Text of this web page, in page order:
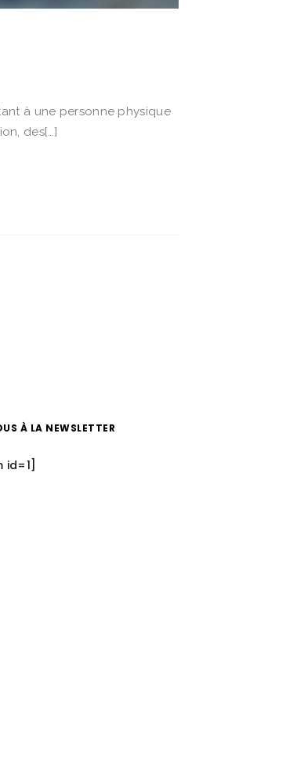
à une personne physique
des[…]
À LA NEWSLETTER
id=1]